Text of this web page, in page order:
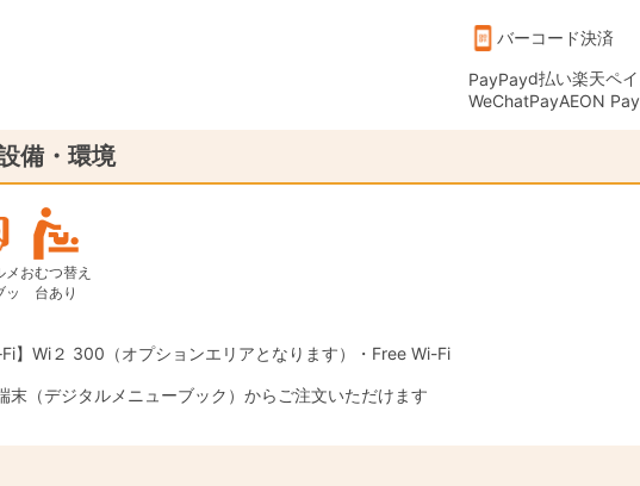
バーコード決済
PayPayd払い楽天ペイ
WeChatPayAEON Pay
備・環境
メ
ッ
おむつ替え
台あり
】Wi２ 300（オプションエリアとなります）・Free Wi-Fi
末（デジタルメニューブック）からご注文いただけます